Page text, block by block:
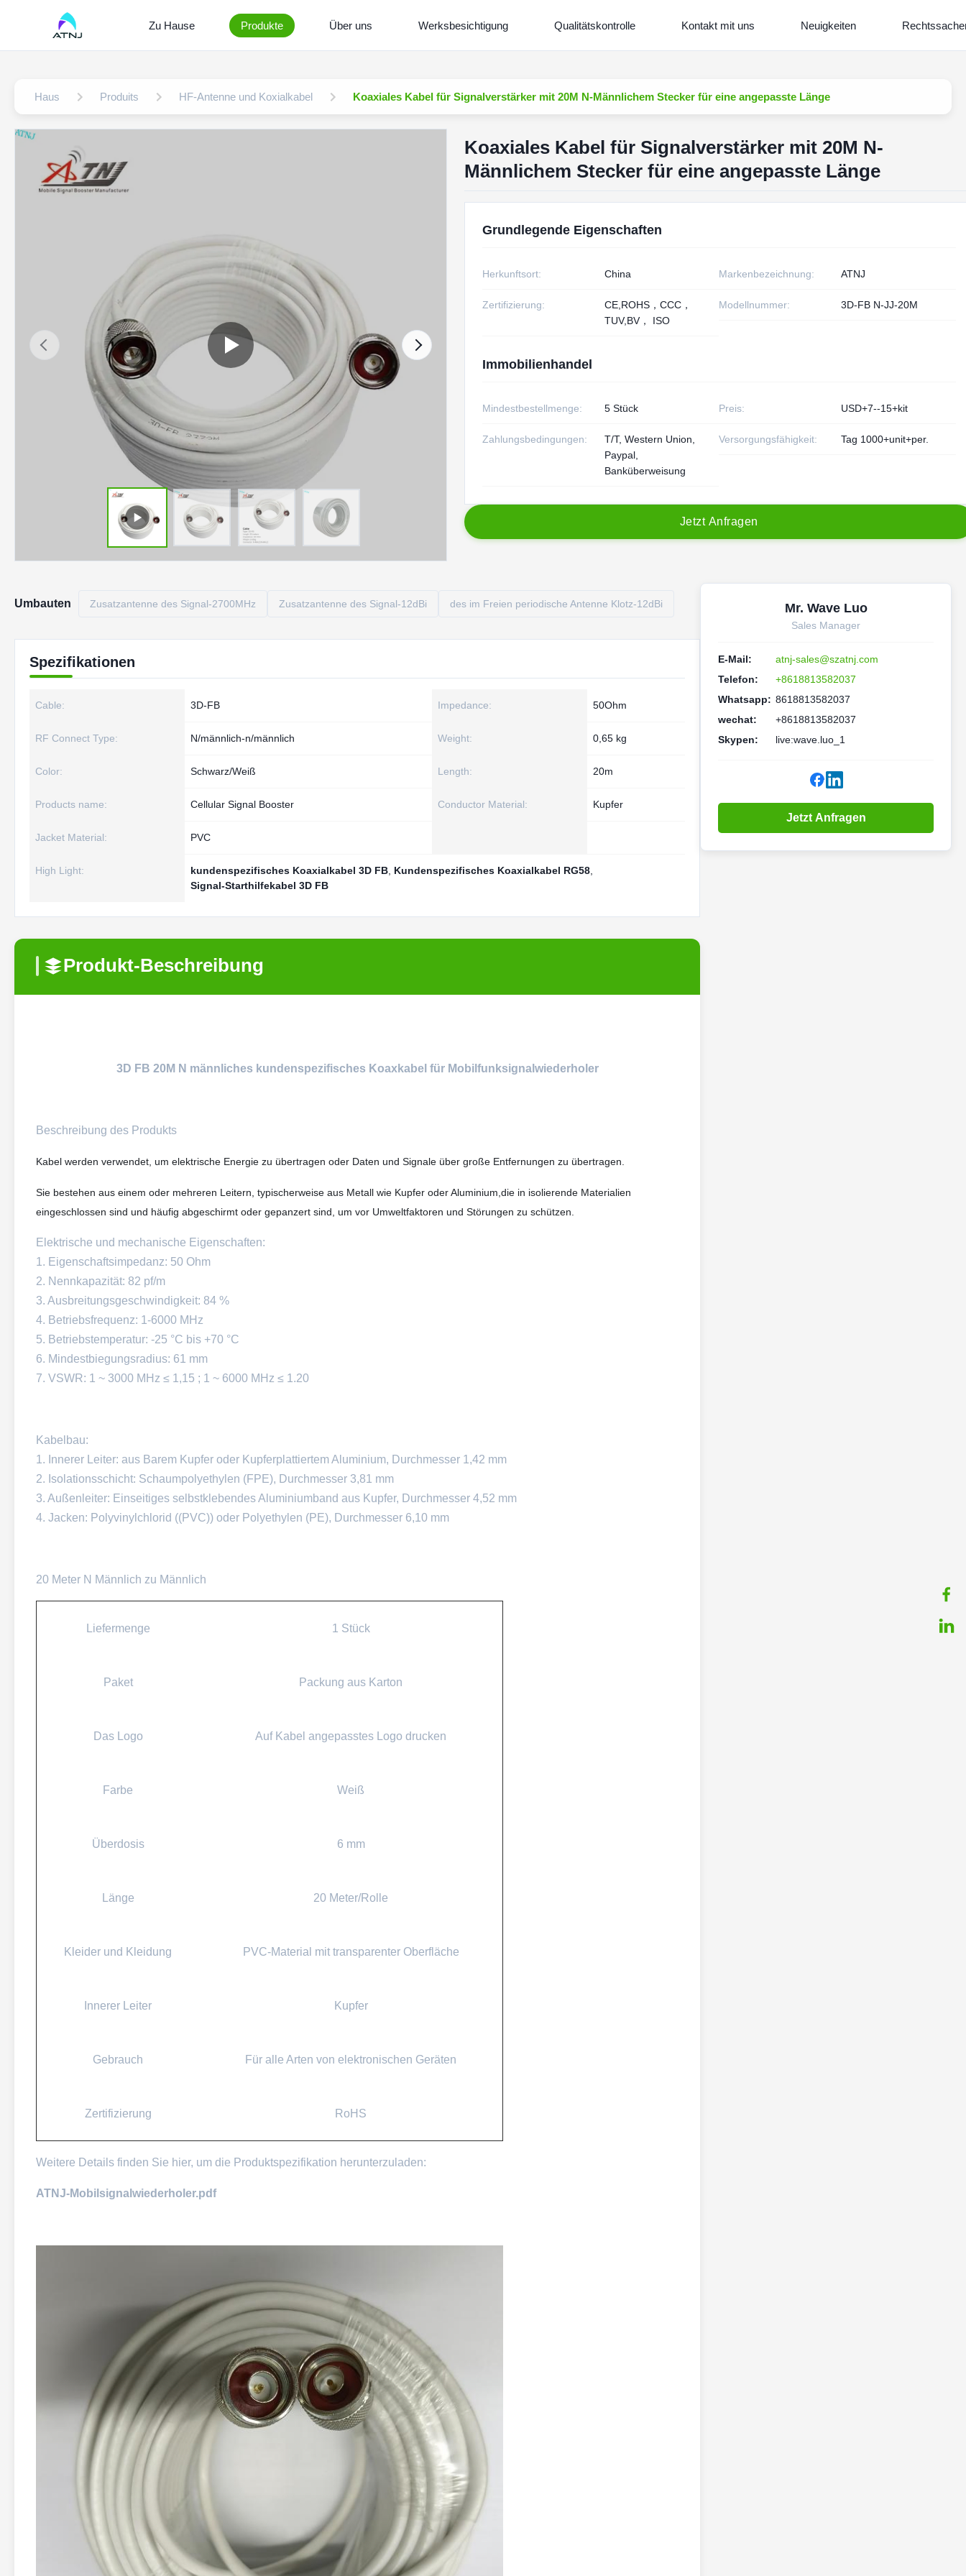
Zu Hause Produkte Über uns Werksbesichtigung Qualitätskontrolle Kontakt mit uns Neuigkeiten
Haus Produits HF-Antenne und Koxialkabel Koaxiales Kabel für Signalverstärker mit 20M N-Männlichem Stecker für eine angepasste Länge
Koaxiales Kabel für Signalverstärker mit 20M N-
Männlichem Stecker für eine angepasste Länge
Grundlegende Eigenschaften
Herkunftsort: China Markenbezeichnung: ATNJ
Zertifizierung:
CE,ROHS，CCC，
TUV,BV， ISO
Modellnummer: 3D-FB N-JJ-20M
Immobilienhandel
Mindestbestellmenge: 5 Stück Preis: USD+7--15+kit
Zahlungsbedingungen:
T/T, Western Union,
Paypal,
Banküberweisung
Versorgungsfähigkeit: Tag 1000+unit+per.
Jetzt Anfragen
Umbauten Zusatzantenne des Signal-2700MHz Zusatzantenne des Signal-12dBi des im Freien periodische Antenne Klotz-12dBi
Spezifikationen
Cable: 3D-FB Impedance: 50Ohm
RF Connect Type: N/männlich-n/männlich Weight: 0,65 kg
Color: Schwarz/Weiß Length: 20m
Products name: Cellular Signal Booster Conductor Material: Kupfer
Jacket Material: PVC
High Light: kundenspezifisches Koaxialkabel 3D FB Kundenspezifisches Koaxialkabel RG58
Signal-Starthilfekabel 3D FB
Produkt-Beschreibung
3D FB 20M N männliches kundenspezifisches Koaxkabel für Mobilfunksignalwiederholer
Beschreibung des Produkts
Kabel werden verwendet, um elektrische Energie zu übertragen oder Daten und Signale über große Entfernungen zu übertragen.
Sie bestehen aus einem oder mehreren Leitern, typischerweise aus Metall wie Kupfer oder Aluminium,die in isolierende Materialien
eingeschlossen sind und häufig abgeschirmt oder gepanzert sind, um vor Umweltfaktoren und Störungen zu schützen.
Elektrische und mechanische Eigenschaften:
1. Eigenschaftsimpedanz: 50 Ohm
2. Nennkapazität: 82 pf/m
3. Ausbreitungsgeschwindigkeit: 84 %
4. Betriebsfrequenz: 1-6000 MHz
5. Betriebstemperatur: -25 °C bis +70 °C
6. Mindestbiegungsradius: 61 mm
7. VSWR: 1 ~ 3000 MHz ≤ 1,15 ; 1 ~ 6000 MHz ≤ 1.20
Kabelbau:
1. Innerer Leiter: aus Barem Kupfer oder Kupferplattiertem Aluminium, Durchmesser 1,42 mm
2. Isolationsschicht: Schaumpolyethylen (FPE), Durchmesser 3,81 mm
3. Außenleiter: Einseitiges selbstklebendes Aluminiumband aus Kupfer, Durchmesser 4,52 mm
4. Jacken: Polyvinylchlorid ((PVC)) oder Polyethylen (PE), Durchmesser 6,10 mm
20 Meter N Männlich zu Männlich
Liefermenge 1 Stück
Paket Packung aus Karton
Das Logo Auf Kabel angepasstes Logo drucken
Farbe Weiß
Überdosis 6 mm
Länge 20 Meter/Rolle
Kleider und Kleidung PVC-Material mit transparenter Oberfläche
Innerer Leiter Kupfer
Gebrauch Für alle Arten von elektronischen Geräten
Zertifizierung RoHS
Weitere Details finden Sie hier, um die Produktspezifikation herunterzuladen:
ATNJ-Mobilsignalwiederholer.pdf
Mr. Wave Luo
Sales Manager
E-Mail:
atnj-sales@szatnj.com
Telefon:
+8618813582037
Whatsapp: 8618813582037
wechat:
+8618813582037
Skypen:
live:wave.luo_1
Jetzt Anfragen